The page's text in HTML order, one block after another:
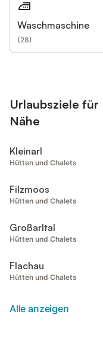
Waschmaschine
(28)
Urlaubsziele
Nähe
Kleinarl
Hütten und Chalets
Filzmoos
Hütten und Chalets
Großarltal
Hütten und Chalets
Flachau
Hütten und Chalets
Alle anzeigen